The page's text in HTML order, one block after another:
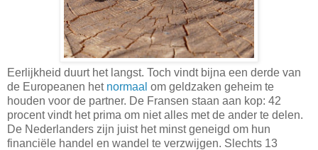
Eerlijkheid duurt het langst. Toch vindt bijna een derde van
de Europeanen het normaal om geldzaken geheim te
houden voor de partner. De Fransen staan aan kop: 42
procent vindt het prima om niet alles met de ander te delen.
De Nederlanders zijn juist het minst geneigd om hun
financiële handel en wandel te verzwijgen. Slechts 13